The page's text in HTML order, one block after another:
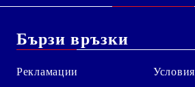
Бързи връзки
Рекламации
Условия